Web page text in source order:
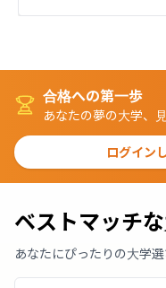
合格への第一歩
あなたの夢の大学、
ログイン
ベストマッチ
あなたにぴったりの大学